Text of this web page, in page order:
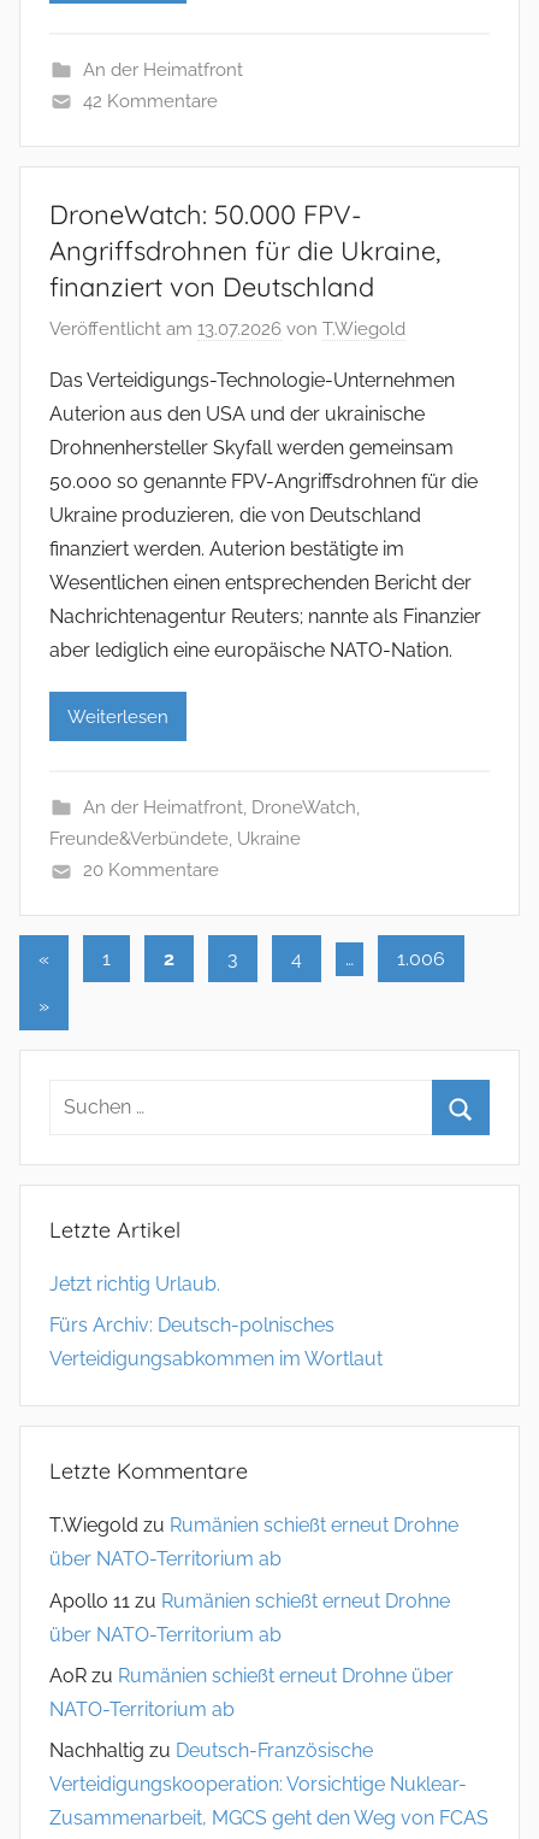
An der Heimatfront
42 Kommentare
DroneWatch: 50.000 FPV-
Angriffsdrohnen für die Ukraine,
finanziert von Deutschland
Veröffentlicht am 13.07.2026 von T.Wiegold
Das Verteidigungs-Technologie-Unternehmen
Auterion aus den USA und der ukrainische
Drohnenhersteller Skyfall werden gemeinsam
50.000 so genannte FPV-Angriffsdrohnen für die
Ukraine produzieren, die von Deutschland
finanziert werden. Auterion bestätigte im
Wesentlichen einen entsprechenden Bericht der
Nachrichtenagentur Reuters; nannte als Finanzier
aber lediglich eine europäische NATO-Nation.
Weiterlesen
An der Heimatfront, DroneWatch,
Freunde&Verbündete, Ukraine
20 Kommentare
Seitennummerierung
der
« Vorherige
1 2 3 4 … 1.006
Nächste
»
Letzte Artikel
Jetzt richtig Urlaub.
Fürs Archiv: Deutsch-polnisches
Verteidigungsabkommen im Wortlaut
Letzte Kommentare
T.Wiegold zu Rumänien schießt erneut Drohne
über NATO-Territorium ab
Apollo 11 zu Rumänien schießt erneut Drohne
über NATO-Territorium ab
AoR zu Rumänien schießt erneut Drohne über
NATO-Territorium ab
Nachhaltig zu Deutsch-Französische
Verteidigungskooperation: Vorsichtige Nuklear-
Zusammenarbeit, MGCS geht den Weg von FCAS